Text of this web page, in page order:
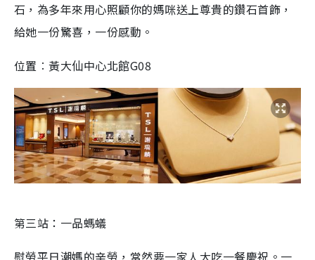
石，為多年來用心照顧你的媽咪送上尊貴的鑽石首飾，
給她一份驚喜，一份感動。
位置︰黃大仙中心北館G08
第三站：一品螞蟻
慰勞平日潮媽的辛勞，當然要一家人大吃一餐慶祝。一